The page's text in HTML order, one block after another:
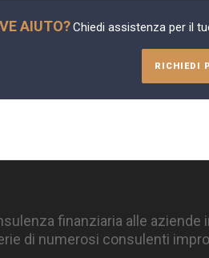
AIUTO?Chiedi assistenza per il
RICHIEDI
finanziaria alle
di numerosi consulenti